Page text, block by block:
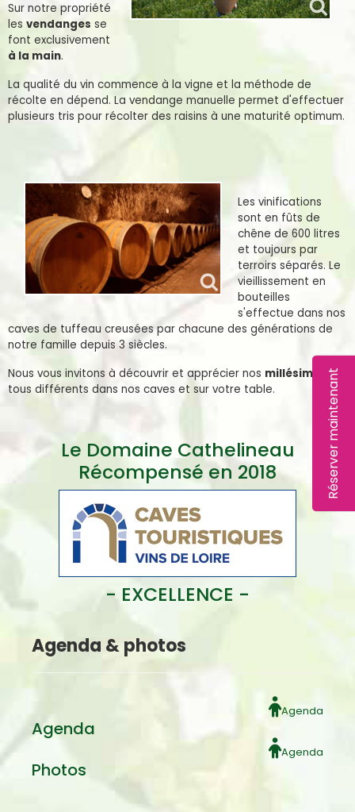
Sur notre propriété
les vendanges se
font exclusivement
à la main.
La qualité du vin commence à la vigne et la méthode de
récolte en dépend. La vendange manuelle permet d'effectuer
plusieurs tris pour récolter des raisins à une maturité optimum.
Les vinifications
sont en fûts de
chêne de 600 litres
et toujours par
terroirs séparés. Le
vieillissement en
bouteilles
s'effectue dans nos
caves de tuffeau creusées par chacune des générations de
notre famille depuis 3 siècles.
Nous vous invitons à découvrir et apprécier nos millésimes
tous différents dans nos caves et sur votre table.
Le Domaine Cathelineau
Récompensé en 2018
- EXCELLENCE -
Agenda & photos
Agenda
Agenda
Agenda
Photos
Réserver maintenant